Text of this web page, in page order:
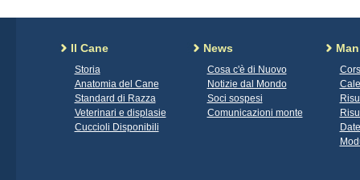
Il Cane
Storia
Anatomia del Cane
Standard di Razza
Veterinari e displasie
Cuccioli Disponibili
News
Cosa c'è di Nuovo
Notizie dal Mondo
Soci sospesi
Comunicazioni monte